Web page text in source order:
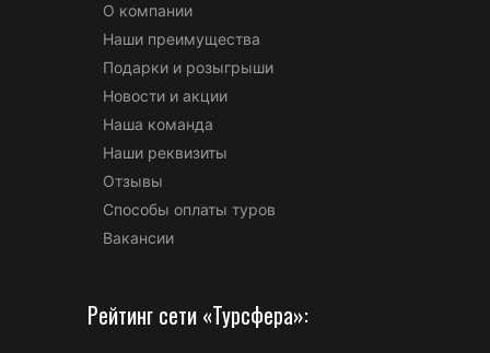
О компании
Наши преимущества
Подарки и розыгрыши
Новости и акции
Наша команда
Наши реквизиты
Отзывы
Способы оплаты туров
Вакансии
Рейтинг сети «Турсфера»: